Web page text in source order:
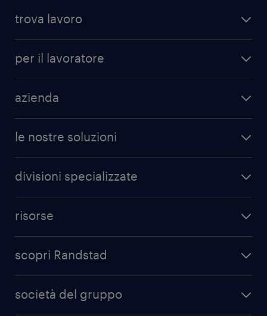
trova lavoro
per il lavoratore
azienda
le nostre soluzioni
divisioni specializzate
risorse
scopri Randstad
società del gruppo